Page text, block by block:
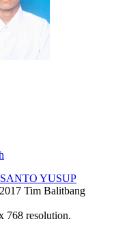
YUSUP
Tim Balitbang
768 resolution.